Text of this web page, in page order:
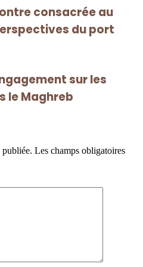
consacrée au
du port
sur les
le Maghreb
publiée. Les champs obligatoires